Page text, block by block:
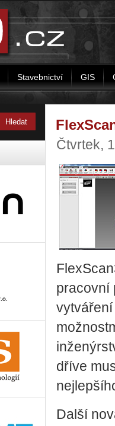
Stavebnictví GIS
Čtvrtek,
pracovní
dříve
Další